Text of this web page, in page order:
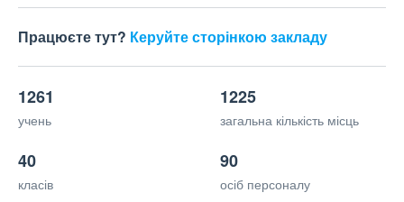
Працюєте тут? Керуйте сторінкою закладу
1261
учень
1225
загальна кількість місць
40
класів
90
осіб персоналу